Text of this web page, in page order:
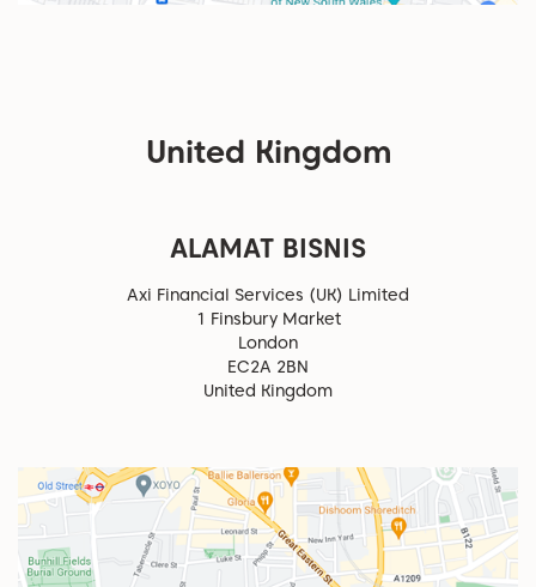
United Kingdom
ALAMAT BISNIS
Axi Financial Services (UK) Limited
1 Finsbury Market
London
EC2A 2BN
United Kingdom